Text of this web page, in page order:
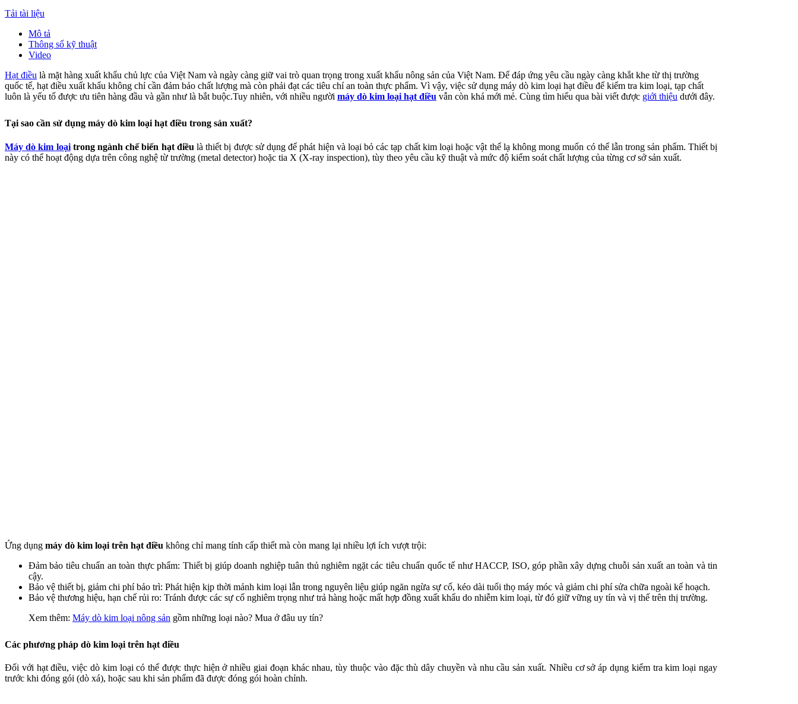
Tải tài liệu
Mô tả
Thông số kỹ thuật
Video
Hạt điều là mặt hàng xuất khẩu chủ lực của Việt Nam và ngày càng giữ vai trò quan trọng trong xuất khẩu nông sản của Việt Nam. Để đáp ứng yêu cầu ngày càng khắt khe từ thị trường
quốc tế, hạt điều xuất khẩu không chỉ cần đảm bảo chất lượng mà còn phải đạt các tiêu chí an toàn thực phẩm. Vì vậy, việc sử dụng máy dò kim loại hạt điều để kiểm tra kim loại, tạp chất
luôn là yếu tố được ưu tiên hàng đầu và gần như là bắt buộc.Tuy nhiên, với nhiều người máy dò kim loại hạt điều vẫn còn khá mới mẻ. Cùng tìm hiểu qua bài viết được giới thiệu dưới đây.
Tại sao cần sử dụng máy dò kim loại hạt điều trong sản xuất?
Máy dò kim loạitrong ngành chế biến hạt điều là thiết bị được sử dụng để phát hiện và loại bỏ các tạp chất kim loại hoặc vật thể lạ không mong muốn có thể lẫn trong sản phẩm. Thiết bị
này có thể hoạt động dựa trên công nghệ từ trường (metal detector) hoặc tia X (X-ray inspection), tùy theo yêu cầu kỹ thuật và mức độ kiểm soát chất lượng của từng cơ sở sản xuất.
Ứng dụng máy dò kim loại trên hạt điều không chỉ mang tính cấp thiết mà còn mang lại nhiều lợi ích vượt trội:
Đảm bảo tiêu chuẩn an toàn thực phẩm: Thiết bị giúp doanh nghiệp tuân thủ nghiêm ngặt các tiêu chuẩn quốc tế như HACCP, ISO, góp phần xây dựng chuỗi sản xuất an toàn và tin
cậy.
Bảo vệ thiết bị, giảm chi phí bảo trì: Phát hiện kịp thời mảnh kim loại lẫn trong nguyên liệu giúp ngăn ngừa sự cố, kéo dài tuổi thọ máy móc và giảm chi phí sửa chữa ngoài kế hoạch.
Bảo vệ thương hiệu, hạn chế rủi ro: Tránh được các sự cố nghiêm trọng như trả hàng hoặc mất hợp đồng xuất khẩu do nhiễm kim loại, từ đó giữ vững uy tín và vị thế trên thị trường.
Xem thêm: Máy dò kim loại nông sản gồm những loại nào? Mua ở đâu uy tín?
Các phương pháp dò kim loại trên hạt điều
Đối với hạt điều, việc dò kim loại có thể được thực hiện ở nhiều giai đoạn khác nhau, tùy thuộc vào đặc thù dây chuyền và nhu cầu sản xuất. Nhiều cơ sở áp dụng kiểm tra kim loại ngay
trước khi đóng gói (dò xá), hoặc sau khi sản phẩm đã được đóng gói hoàn chỉnh.